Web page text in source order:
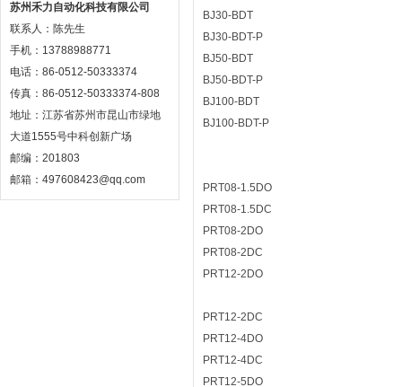
苏州禾力自动化科技有限公司
联系人：陈先生
手机：13788988771
电话：86-0512-50333374
传真：86-0512-50333374-808
地址：江苏省苏州市昆山市绿地
大道1555号中科创新广场
邮编：201803
邮箱：497608423@qq.com
BJ30-BDT
BJ30-BDT-P
BJ50-BDT
BJ50-BDT-P
BJ100-BDT
BJ100-BDT-P
PRT08-1.5DO
PRT08-1.5DC
PRT08-2DO
PRT08-2DC
PRT12-2DO
PRT12-2DC
PRT12-4DO
PRT12-4DC
PRT12-5DO